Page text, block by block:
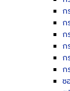
ก
ก
ก
ก
ก
ก
ซ